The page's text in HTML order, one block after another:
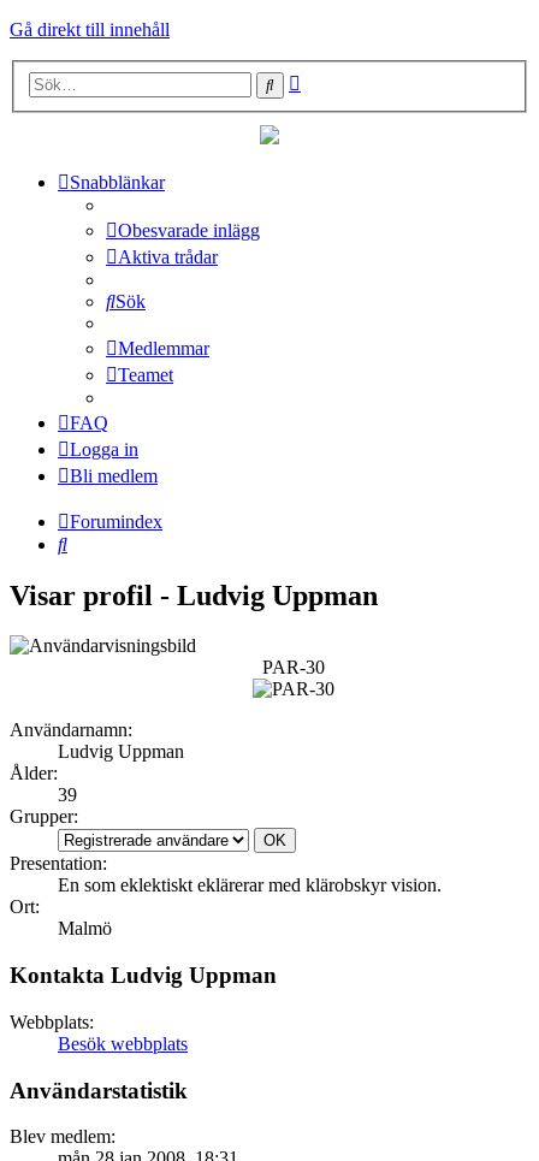
Gå direkt till innehåll
Sök
Snabblänkar
Obesvarade inlägg
Aktiva trådar
Sök
Medlemmar
Teamet
FAQ
Logga in
Bli medlem
Forumindex
Sök
Visar profil - Ludvig Uppman
PAR-30
Användarnamn:
Ludvig Uppman
Ålder:
39
Grupper:
Presentation:
En som eklektiskt eklärerar med klärobskyr vision.
Ort:
Malmö
Kontakta Ludvig Uppman
Webbplats:
Besök webbplats
Användarstatistik
Blev medlem: